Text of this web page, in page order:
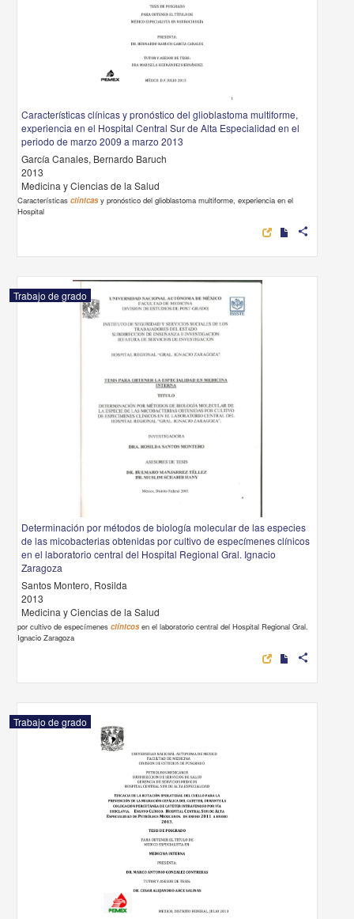
Características clínicas y pronóstico del glioblastoma multiforme,
experiencia en el Hospital Central Sur de Alta Especialidad en el
periodo de marzo 2009 a marzo 2013
García Canales, Bernardo Baruch
2013
Medicina y Ciencias de la Salud
Característicasclínicasy pronóstico del glioblastoma multiforme, experiencia en el
Hospital
share
Trabajo de grado
Determinación por métodos de biología molecular de las especies
de las micobacterias obtenidas por cultivo de especímenes clínicos
en el laboratorio central del Hospital Regional Gral. Ignacio
Zaragoza
Santos Montero, Rosilda
2013
Medicina y Ciencias de la Salud
por cultivo de especímenesclínicosen el laboratorio central del Hospital Regional Gral.
Ignacio Zaragoza
share
Trabajo de grado